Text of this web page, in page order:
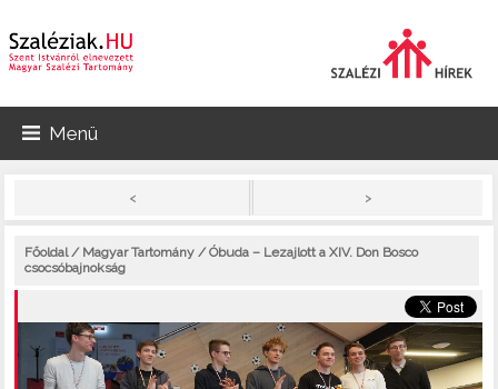
Menü
< >
Főoldal/ Magyar Tartomány / Óbuda – Lezajlott a XIV. Don Bosco
csocsóbajnokság